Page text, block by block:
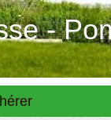
-